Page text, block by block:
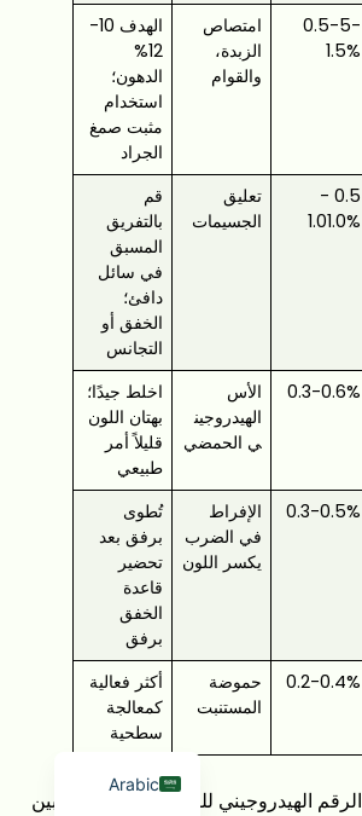
0.5-5-
1.5%
امتصاص
الزبدة،
والقوام
الهدف 10-
12%
الدهون؛
استخدام
مثبت صمغ
الجراد
0.5 -
1.01.0%
تعليق
الجسيمات
قم
بالتفريق
المسبق
في سائل
دافئ؛
الخفق أو
التجانس
0.3-0.6%
الأس
الهيدروجين
ي الحمضي
اخلط جيدًا؛
بهتان اللون
قليلاً أمر
طبيعي
0.3-0.5%
الإفراط
في الضرب
يكسر اللون
تُطوى
برفق بعد
تحضير
قاعدة
الخفق
برفق
0.2-0.4%
حموضة
المستنبت
أكثر فعالية
كمعالجة
سطحية
الرقم الهيدروجيني للزبادي الذي يتراوح بين
Arabic
English
German
Indonesian
Spanish
Korean
Russian
French
Japanese